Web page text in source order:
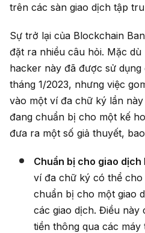
trên các sàn giao dịch tập
Sự trở lại của Blockchain
đặt ra nhiều câu hỏi. Mặc
hacker này đã được sử
tháng 1/2023, nhưng việc
vào một ví đa chữ ký lần
đang chuẩn bị cho một kế
đưa ra một số giả thuyết,
Chuẩn bị cho giao dịch
ví đa chữ ký có thể
chuẩn bị cho một giao
các giao dịch. Điều này
tiền thông qua các